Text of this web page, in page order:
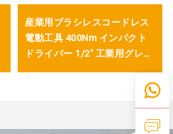
産業用ブラシレスコードレス
電動工具 400Nm インパクト
ドライバー 1/2" 工業用グレー